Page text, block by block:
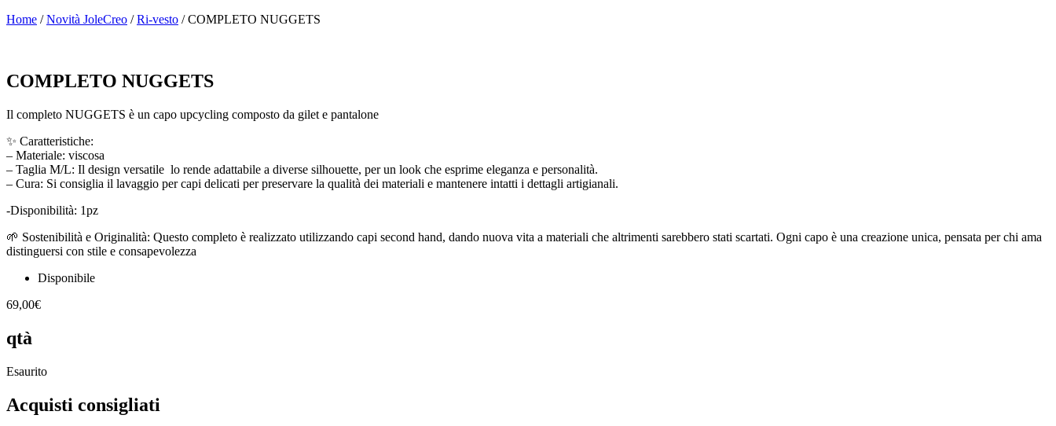
Home /Novità JoleCreo /Ri-vesto / COMPLETO NUGGETS
COMPLETO NUGGETS
Il completo NUGGETS è un capo upcycling composto da gilet e pantalone
✨ Caratteristiche:
– Materiale: viscosa
– Taglia M/L: Il design versatile lo rende adattabile a diverse silhouette, per un look che esprime eleganza e personalità.
– Cura: Si consiglia il lavaggio per capi delicati per preservare la qualità dei materiali e mantenere intatti i dettagli artigianali.
-Disponibilità: 1pz
🌱 Sostenibilità e Originalità: Questo completo è realizzato utilizzando capi second hand, dando nuova vita a materiali che altrimenti sarebbero stati scartati. Ogni capo è una creazione unica, pensata per chi ama
distinguersi con stile e consapevolezza
Disponibile
69,00€
qtà
Esaurito
Acquisti consigliati